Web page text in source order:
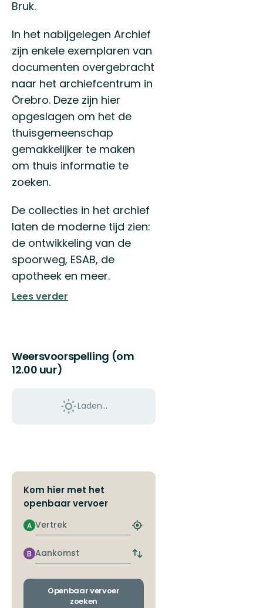
Bruk.
In het nabijgelegen Archief
zijn enkele exemplaren van
documenten overgebracht
naar het archiefcentrum in
Örebro. Deze zijn hier
opgeslagen om het de
thuisgemeenschap
gemakkelijker te maken
om thuis informatie te
zoeken.
De collecties in het archief
laten de moderne tijd zien:
de ontwikkeling van de
spoorweg, ESAB, de
apotheek en meer.
Lees verder
Weersvoorspelling (om
12.00 uur)
Laden…
Kom hier met het
openbaar vervoer
Vertrek
A
Zoek
dichtstbijzijnde
halte
Aankomst
B
Wissel
en
Openbaar vervoer
zoeken